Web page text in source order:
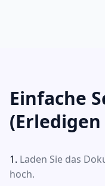
Einfache
Laden Sie das
hoch.